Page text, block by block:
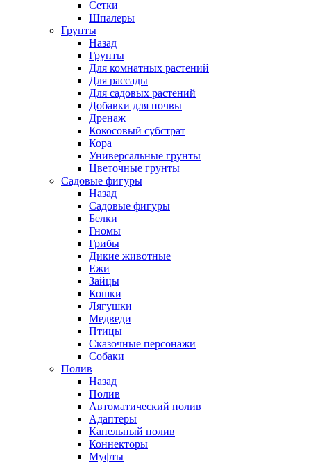
Сетки
Шпалеры
Грунты
Назад
Грунты
Для комнатных растений
Для рассады
Для садовых растений
Добавки для почвы
Дренаж
Кокосовый субстрат
Кора
Универсальные грунты
Цветочные грунты
Садовые фигуры
Назад
Садовые фигуры
Белки
Гномы
Грибы
Дикие животные
Ежи
Зайцы
Кошки
Лягушки
Медведи
Птицы
Сказочные персонажи
Собаки
Полив
Назад
Полив
Автоматический полив
Адаптеры
Капельный полив
Коннекторы
Муфты